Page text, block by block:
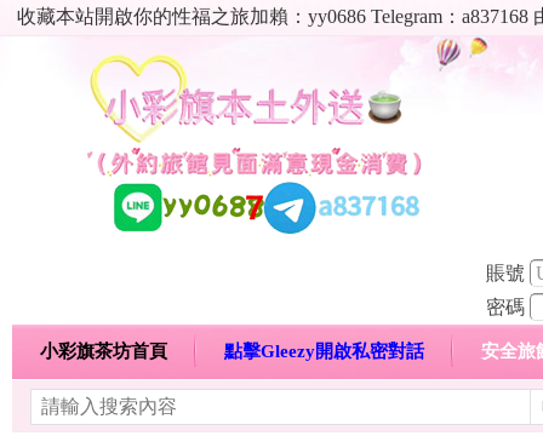
收藏本站開啟你的性福之旅加賴：yy0686 Telegram：
賬號
密碼
小彩旗茶坊首頁 點擊Gleezy開啟私密對話 安全旅